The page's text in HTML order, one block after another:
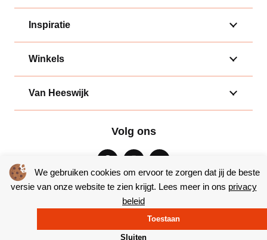
We gebruiken cookies om ervoor te zorgen dat jij de beste
versie van onze website te zien krijgt. Lees meer in ons privacy
beleid
Toestaan
Sluiten
Inspiratie
Winkels
Van Heeswijk
Volg ons
© Copyright 2026 – Bakkerij van Heeswijk |Website door Yooker